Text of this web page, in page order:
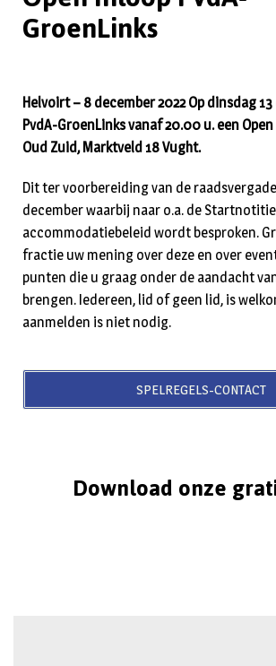
GroenLinks
Helvoirt – 8 december 2022 Op dinsdag
PvdA-GroenLinks vanaf 20.00 u. een
Oud Zuid, Marktveld 18 Vught.
Dit ter voorbereiding van de
december waarbij naar o.a. de
accommodatiebeleid wordt besproken.
fractie uw mening over deze en over
punten die u graag onder de aandacht
brengen. Iedereen, lid of geen lid, is
aanmelden is niet nodig.
SPELREGELS-CONTACT
Download onze